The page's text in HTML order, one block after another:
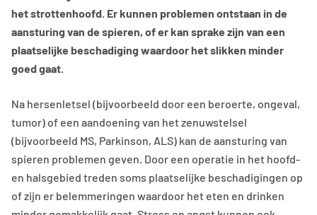
het strottenhoofd. Er kunnen problemen ontstaan in de
aansturing van de spieren, of er kan sprake zijn van een
plaatselijke beschadiging waardoor het slikken minder
goed gaat.
Na hersenletsel (bijvoorbeeld door een beroerte, ongeval,
tumor) of een aandoening van het zenuwstelsel
(bijvoorbeeld MS, Parkinson, ALS) kan de aansturing van
spieren problemen geven. Door een operatie in het hoofd-
en halsgebied treden soms plaatselijke beschadigingen op
of zijn er belemmeringen waardoor het eten en drinken